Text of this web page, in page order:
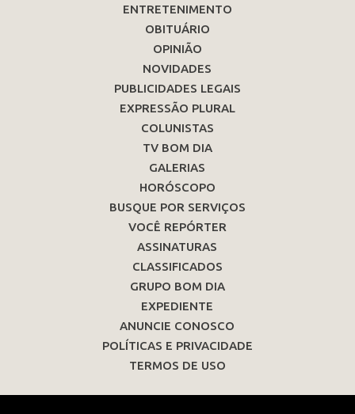
ENTRETENIMENTO
OBITUÁRIO
OPINIÃO
NOVIDADES
PUBLICIDADES LEGAIS
EXPRESSÃO PLURAL
COLUNISTAS
TV BOM DIA
GALERIAS
HORÓSCOPO
BUSQUE POR SERVIÇOS
VOCÊ REPÓRTER
ASSINATURAS
CLASSIFICADOS
GRUPO BOM DIA
EXPEDIENTE
ANUNCIE CONOSCO
POLÍTICAS E PRIVACIDADE
TERMOS DE USO